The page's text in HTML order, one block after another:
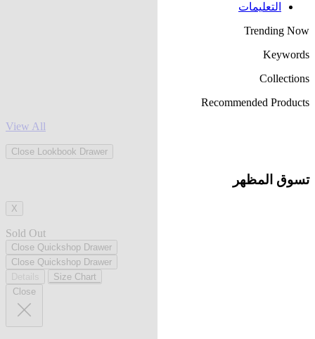
التعليمات
Trending Now
Keywords
Collections
Recommended Products
View All
Close Lookbook Drawer
تسوق المظهر
X
Sold Out
Close Quickshop Drawer
Close Quickshop Drawer
Size Chart
Close